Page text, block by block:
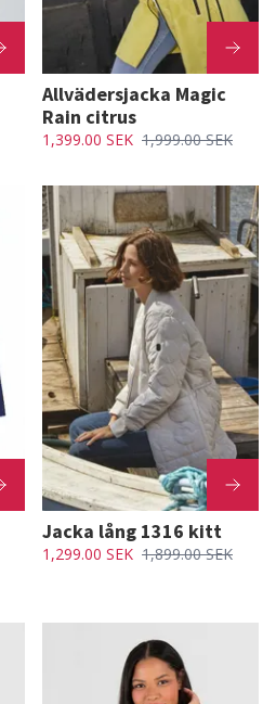
Allvädersjacka Magic
Rain citrus
1,399.00 SEK 1,999.00 SEK
Jacka lång 1316 kitt
1,299.00 SEK 1,899.00 SEK